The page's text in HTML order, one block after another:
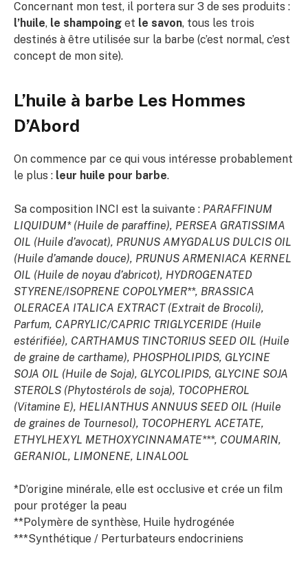
Concernant mon test, il portera sur 3 de ses produits :
l’huile, le shampoing et le savon, tous les trois
destinés à être utilisée sur la barbe (c’est normal, c’est
concept de mon site).
L’huile à barbe Les Hommes
D’Abord
On commence par ce qui vous intéresse probablement
le plus : leur huile pour barbe.
Sa composition INCI est la suivante : PARAFFINUM
LIQUIDUM* (Huile de paraffine), PERSEA GRATISSIMA
OIL (Huile d’avocat), PRUNUS AMYGDALUS DULCIS OIL
(Huile d’amande douce), PRUNUS ARMENIACA KERNEL
OIL (Huile de noyau d’abricot), HYDROGENATED
STYRENE/ISOPRENE COPOLYMER**, BRASSICA
OLERACEA ITALICA EXTRACT (Extrait de Brocoli),
Parfum, CAPRYLIC/CAPRIC TRIGLYCERIDE (Huile
estérifiée), CARTHAMUS TINCTORIUS SEED OIL (Huile
de graine de carthame), PHOSPHOLIPIDS, GLYCINE
SOJA OIL (Huile de Soja), GLYCOLIPIDS, GLYCINE SOJA
STEROLS (Phytostérols de soja), TOCOPHEROL
(Vitamine E), HELIANTHUS ANNUUS SEED OIL (Huile
de graines de Tournesol), TOCOPHERYL ACETATE,
ETHYLHEXYL METHOXYCINNAMATE***, COUMARIN,
GERANIOL, LIMONENE, LINALOOL
*D’origine minérale, elle est occlusive et crée un film
pour protéger la peau
**Polymère de synthèse, Huile hydrogénée
***Synthétique / Perturbateurs endocriniens